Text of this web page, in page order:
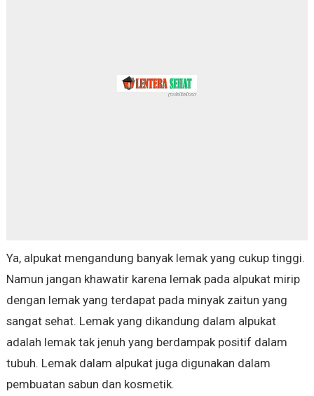
Ya, alpukat mengandung banyak lemak yang cukup tinggi.
Namun jangan khawatir karena lemak pada alpukat mirip
dengan lemak yang terdapat pada minyak zaitun yang
sangat sehat. Lemak yang dikandung dalam alpukat
adalah lemak tak jenuh yang berdampak positif dalam
tubuh. Lemak dalam alpukat juga digunakan dalam
pembuatan sabun dan kosmetik.